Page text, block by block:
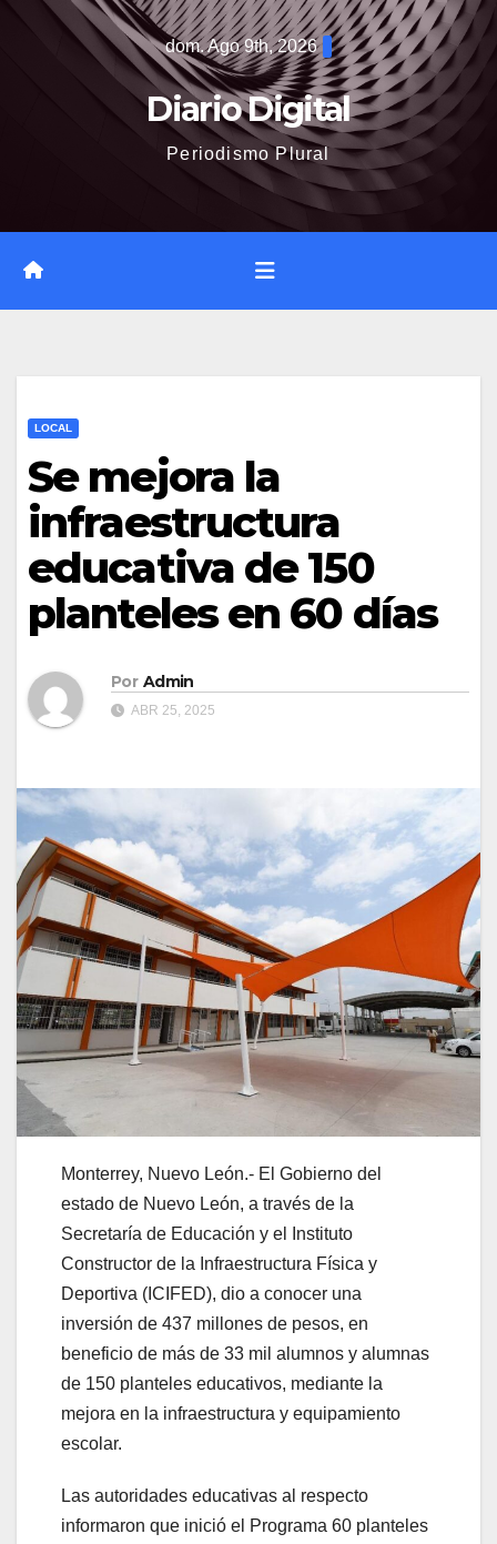
dom. Ago 9th, 2026
Diario Digital
Periodismo Plural
LOCAL
Se mejora la
infraestructura
educativa de 150
planteles en 60 días
Por Admin
ABR 25, 2025
Monterrey, Nuevo León.- El Gobierno del
estado de Nuevo León, a través de la
Secretaría de Educación y el Instituto
Constructor de la Infraestructura Física y
Deportiva (ICIFED), dio a conocer una
inversión de 437 millones de pesos, en
beneficio de más de 33 mil alumnos y alumnas
de 150 planteles educativos, mediante la
mejora en la infraestructura y equipamiento
escolar.
Las autoridades educativas al respecto
informaron que inició el Programa 60 planteles